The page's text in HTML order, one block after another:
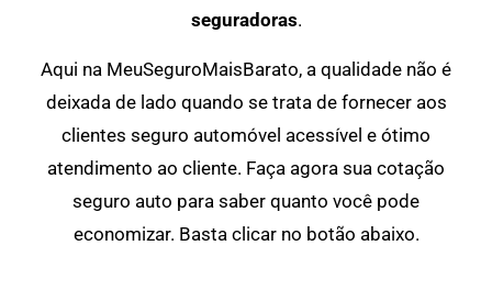
seguradoras.
Aqui na MeuSeguroMaisBarato, a qualidade não é
deixada de lado quando se trata de fornecer aos
clientes seguro automóvel acessível e ótimo
atendimento ao cliente. Faça agora sua cotação
seguro auto para saber quanto você pode
economizar. Basta clicar no botão abaixo.